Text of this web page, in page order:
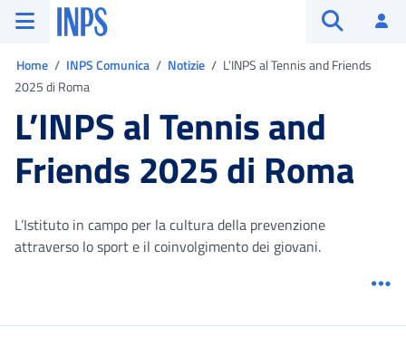
Vai al menu principale
Vai al contenuto principale
Vai al pie' di pagina
INPS ()
Home INPS Comunica Notizie
L’INPS al Tennis and Friends
2025 di Roma
L’INPS al Tennis and
Friends 2025 di Roma
L’Istituto in campo per la cultura della prevenzione
attraverso lo sport e il coinvolgimento dei giovani.